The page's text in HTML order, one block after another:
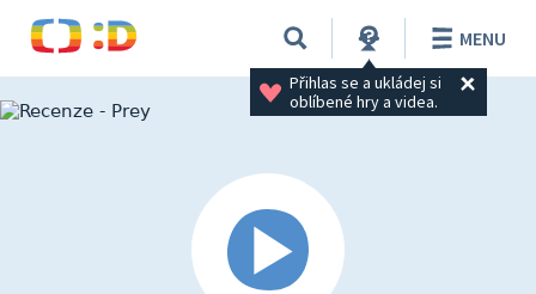
Přihlas se a ukládej si
oblíbené hry a videa.
MENU